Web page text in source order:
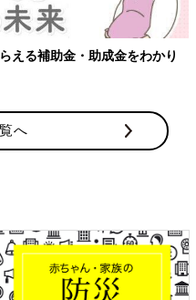
える補助金・助成金をわかり
へ